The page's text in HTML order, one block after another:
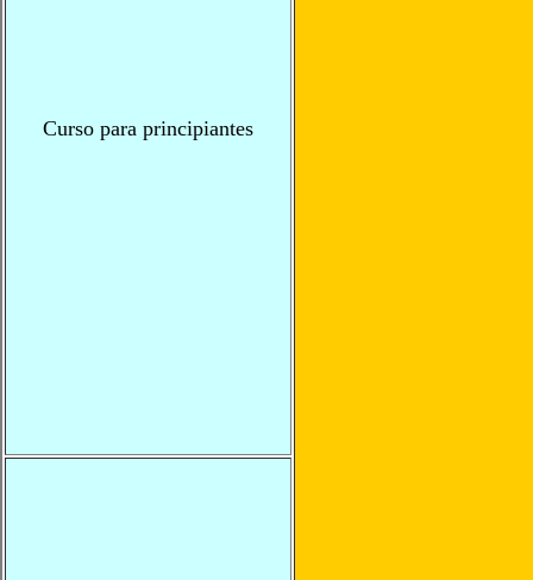
Curso para principiantes